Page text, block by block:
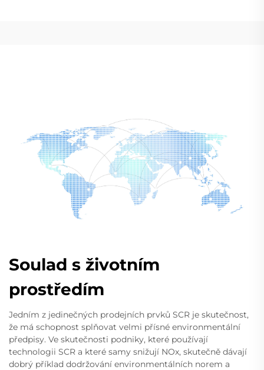
Soulad s životním
prostředím
Jedním z jedinečných prodejních prvků SCR je skutečnost,
že má schopnost splňovat velmi přísné environmentální
předpisy. Ve skutečnosti podniky, které používají
technologii SCR a které samy snižují NOx, skutečně dávají
dobrý příklad dodržování environmentálních norem a